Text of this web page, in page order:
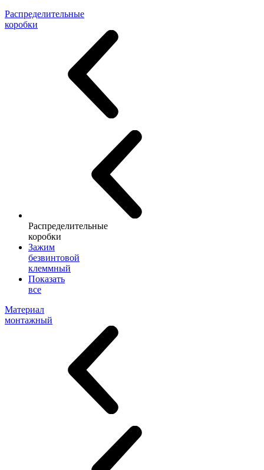
Распределительные
коробки
Распределительные
коробки
Зажим
безвинтовой
клеммный
Показать
все
Материал
монтажный